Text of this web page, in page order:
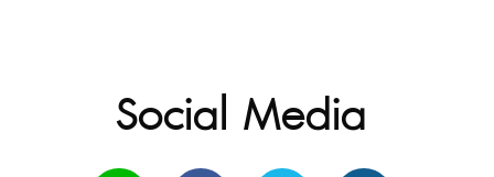
Social Media